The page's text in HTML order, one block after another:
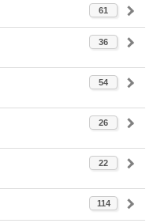
61
36
54
26
22
114